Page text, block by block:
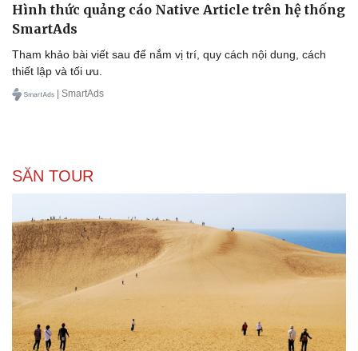
Hình thức quảng cáo Native Article trên hệ thống
SmartAds
Tham khảo bài viết sau để nắm vị trí, quy cách nội dung, cách
thiết lập và tối ưu.
| SmartAds
SĂN TOUR